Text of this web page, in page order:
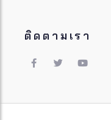
ติดตามเรา